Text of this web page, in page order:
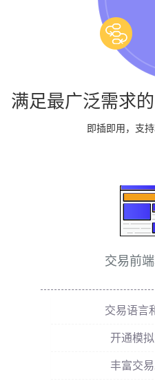
满足最广泛需求
即插即用，支
交易前
交易语言
开通模
丰富交